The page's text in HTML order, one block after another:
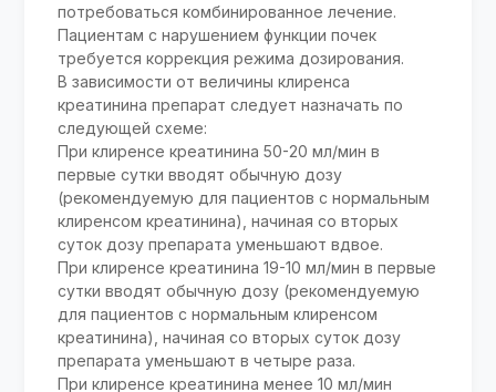
потребоваться комбинированное лечение.
Пациентам с нарушением функции почек
требуется коррекция режима дозирования.
В зависимости от величины клиренса
креатинина препарат следует назначать по
следующей схеме:
При клиренсе креатинина 50-20 мл/мин в
первые сутки вводят обычную дозу
(рекомендуемую для пациентов с нормальным
клиренсом креатинина), начиная со вторых
суток дозу препарата уменьшают вдвое.
При клиренсе креатинина 19-10 мл/мин в первые
сутки вводят обычную дозу (рекомендуемую
для пациентов с нормальным клиренсом
креатинина), начиная со вторых суток дозу
препарата уменьшают в четыре раза.
При клиренсе креатинина менее 10 мл/мин